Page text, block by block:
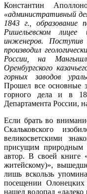
Константин
«административный
1843 г., образование
Ришельевском
инженеров.
производил
России, на
Оренбургского
горных заводов
Прошел все основные
горного дела и в
Департамента России,
Если брать во
Скальковского
великосветскими
присущим природным
автор. В своей книге
житейскому)»,
лишь вскользь
посещении
нашел водопад